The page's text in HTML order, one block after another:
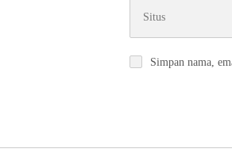
Simpan nama,